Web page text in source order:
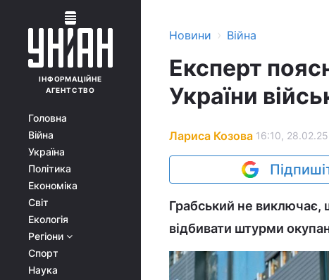
ІНФОРМАЦІЙНЕ
АГЕНТСТВО
Головна
Війна
Україна
Політика
Економіка
Світ
Екологія
Регіони
Спорт
Наука
Новини › Війна
Експерт
України
Лариса Козова 16:10, 28.02.25
Грабський не виключає,
відбивати штурми